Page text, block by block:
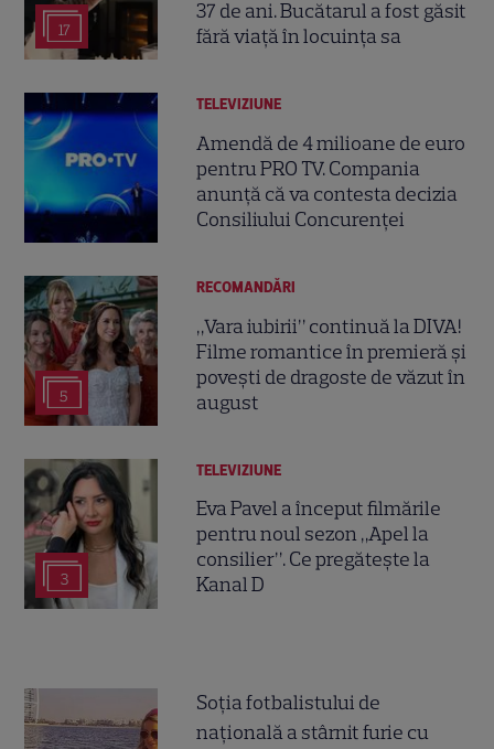
17
37 de ani. Bucătarul a fost găsit
fără viață în locuința sa
TELEVIZIUNE
Amendă de 4 milioane de euro
pentru PRO TV. Compania
anunță că va contesta decizia
Consiliului Concurenței
5
RECOMANDĂRI
„Vara iubirii” continuă la DIVA!
Filme romantice în premieră și
povești de dragoste de văzut în
august
3
TELEVIZIUNE
Eva Pavel a început filmările
pentru noul sezon „Apel la
consilier”. Ce pregătește la
Kanal D
Soția fotbalistului de
națională a stârnit furie cu